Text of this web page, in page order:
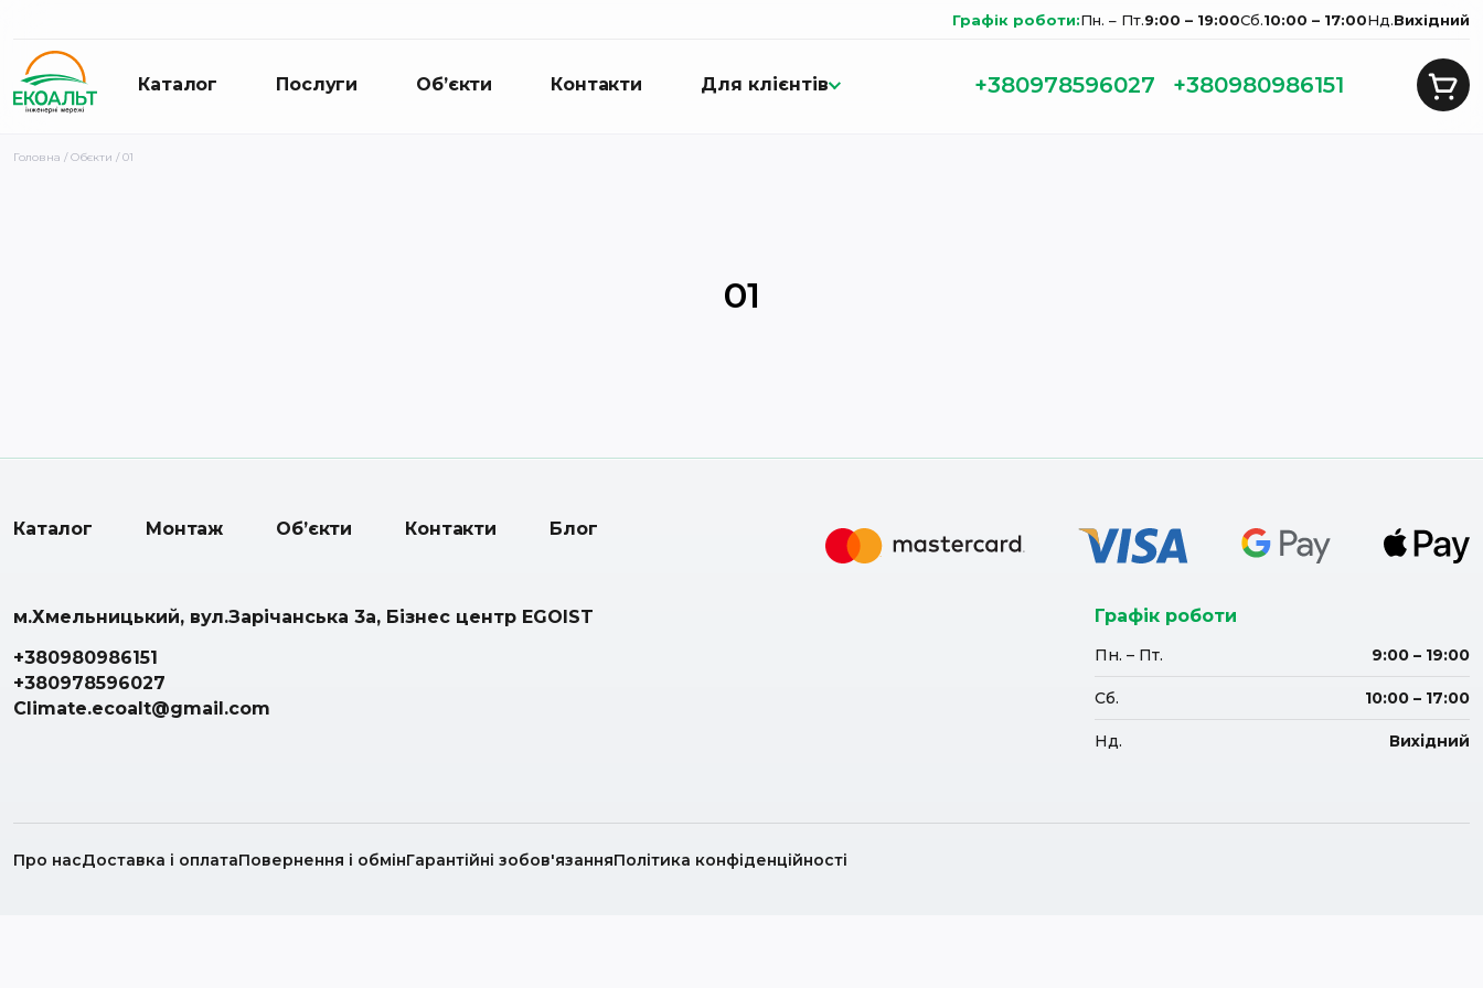
Графік роботи:Пн. – Пт.9:00 – 19:00Сб.10:00 – 17:00Нд.Вихідний
Каталог Послуги Об’єкти Контакти Для клієнтів +380978596027 +380980986151
Головна /Обєкти / 01
01
Каталог Монтаж Об’єкти Контакти Блог
м.Хмельницький, вул.Зарічанська 3а, Бізнес центр EGOIST
+380980986151
+380978596027
Climate.ecoalt@gmail.com
Графік роботи
Пн. – Пт. 9:00 – 19:00
Сб. 10:00 – 17:00
Нд. Вихідний
Про насДоставка і оплатаПовернення і обмінГарантійні зобов'язанняПолітика конфіденційності